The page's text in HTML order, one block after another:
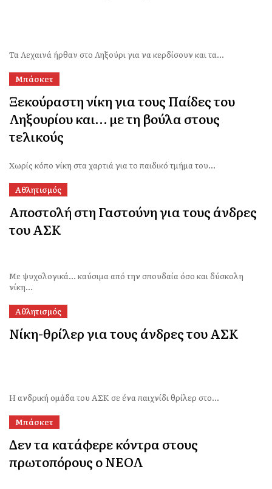
Τα Λεχαινά ήρθαν στο Ληξούρι για να κερδίσουν και τα...
Μπάσκετ
Ξεκούραστη νίκη για τους Παίδες του
Ληξουρίου και… με τη βούλα στους
τελικούς
Χωρίς κόπο νίκη στα χαρτιά για το παιδικό τμήμα του...
Αθλητισμός
Αποστολή στη Γαστούνη για τους άνδρες
του ΑΣΚ
Με ψυχολογικά… καύσιμα από την σπουδαία όσο και δύσκολη
νίκη...
Αθλητισμός
Νίκη-θρίλερ για τους άνδρες του ΑΣΚ
Η ανδρική ομάδα του ΑΣΚ σε ένα παιχνίδι θρίλερ στο...
Μπάσκετ
Δεν τα κατάφερε κόντρα στους
πρωτοπόρους ο ΝΕΟΛ